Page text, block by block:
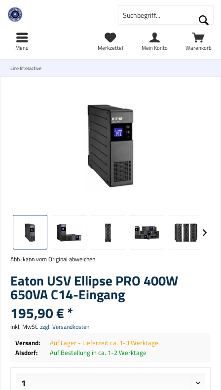
Warenkorb
Merkzettel Mein Konto
Menü
Line Interactive
Abb. kann vom Original abweichen.
Eaton USV Ellipse PRO 400W
650VA C14-Eingang
195,90 € *
inkl. MwSt. zzgl. Versandkosten
Versand:
Auf Lager - Lieferzeit ca. 1-3 Werktage
Alsdorf:
Auf Bestellung in ca. 1-2 Werktage